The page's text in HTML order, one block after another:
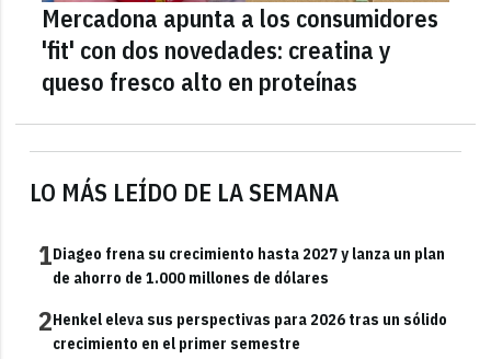
LO MÁS LEÍDO DE LA SEMANA
1Diageo frena su crecimiento hasta 2027 y lanza un plan
de ahorro de 1.000 millones de dólares
2Henkel eleva sus perspectivas para 2026 tras un sólido
crecimiento en el primer semestre
Mercadona apunta a los consumidores
'fit' con dos novedades: creatina y
queso fresco alto en proteínas